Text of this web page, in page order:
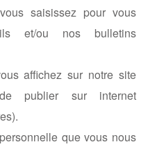
saisissez pour vous
et/ou nos bulletins
affichez sur notre site
publier sur internet
que vous nous